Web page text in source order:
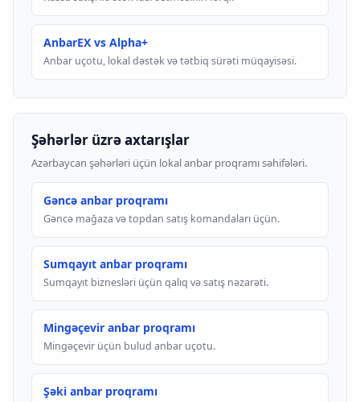
AnbarEX vs Alpha+
Anbar uçotu, lokal dəstək və tətbiq sürəti müqayisəsi.
Şəhərlər üzrə axtarışlar
Azərbaycan şəhərləri üçün lokal anbar proqramı səhifələri.
Gəncə anbar proqramı
Gəncə mağaza və topdan satış komandaları üçün.
Sumqayıt anbar proqramı
Sumqayıt biznesləri üçün qalıq və satış nəzarəti.
Mingəçevir anbar proqramı
Mingəçevir üçün bulud anbar uçotu.
Şəki anbar proqramı